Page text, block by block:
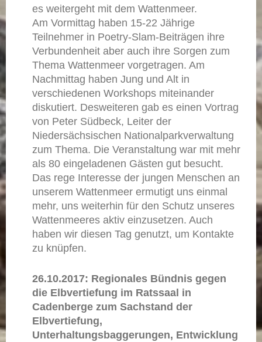
es weitergeht mit dem Wattenmeer.
Am Vormittag haben 15-22 Jährige
Teilnehmer in Poetry-Slam-Beiträgen ihre
Verbundenheit aber auch ihre Sorgen zum
Thema Wattenmeer vorgetragen. Am
Nachmittag haben Jung und Alt in
verschiedenen Workshops miteinander
diskutiert. Desweiteren gab es einen Vortrag
von Peter Südbeck, Leiter der
Niedersächsischen Nationalparkverwaltung
zum Thema. Die Veranstaltung war mit mehr
als 80 eingeladenen Gästen gut besucht.
Das rege Interesse der jungen Menschen an
unserem Wattenmeer ermutigt uns einmal
mehr, uns weiterhin für den Schutz unseres
Wattenmeeres aktiv einzusetzen. Auch
haben wir diesen Tag genutzt, um Kontakte
zu knüpfen.
26.10.2017: Regionales Bündnis gegen
die Elbvertiefung im Ratssaal in
Cadenberge zum Sachstand der
Elbvertiefung,
Unterhaltungsbaggerungen, Entwicklung